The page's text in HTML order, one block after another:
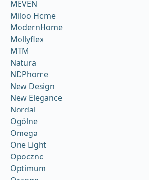
MEVEN
Miloo Home
ModernHome
Mollyflex
MTM
Natura
NDPhome
New Design
New Elegance
Nordal
Ogólne
Omega
One Light
Opoczno
Optimum